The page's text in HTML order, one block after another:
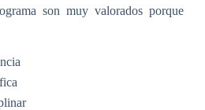
son muy valorados porque